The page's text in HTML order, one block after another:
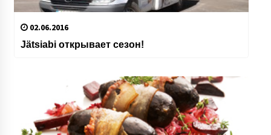
02.06.2016
Jätsiabi открывает сезон!